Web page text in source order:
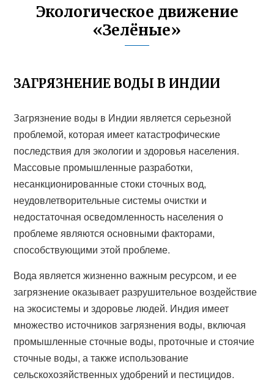
Экологическое движение
«Зелёные»
ЗАГРЯЗНЕНИЕ ВОДЫ В ИНДИИ
Загрязнение воды в Индии является серьезной
проблемой, которая имеет катастрофические
последствия для экологии и здоровья населения.
Массовые промышленные разработки,
несанкционированные стоки сточных вод,
неудовлетворительные системы очистки и
недостаточная осведомленность населения о
проблеме являются основными факторами,
способствующими этой проблеме.
Вода является жизненно важным ресурсом, и ее
загрязнение оказывает разрушительное воздействие
на экосистемы и здоровье людей. Индия имеет
множество источников загрязнения воды, включая
промышленные сточные воды, проточные и стоячие
сточные воды, а также использование
сельскохозяйственных удобрений и пестицидов.